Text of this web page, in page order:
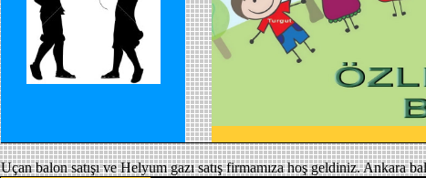
Uçan balon satışı ve Helyum gazı satış firmamıza hoş geldiniz.